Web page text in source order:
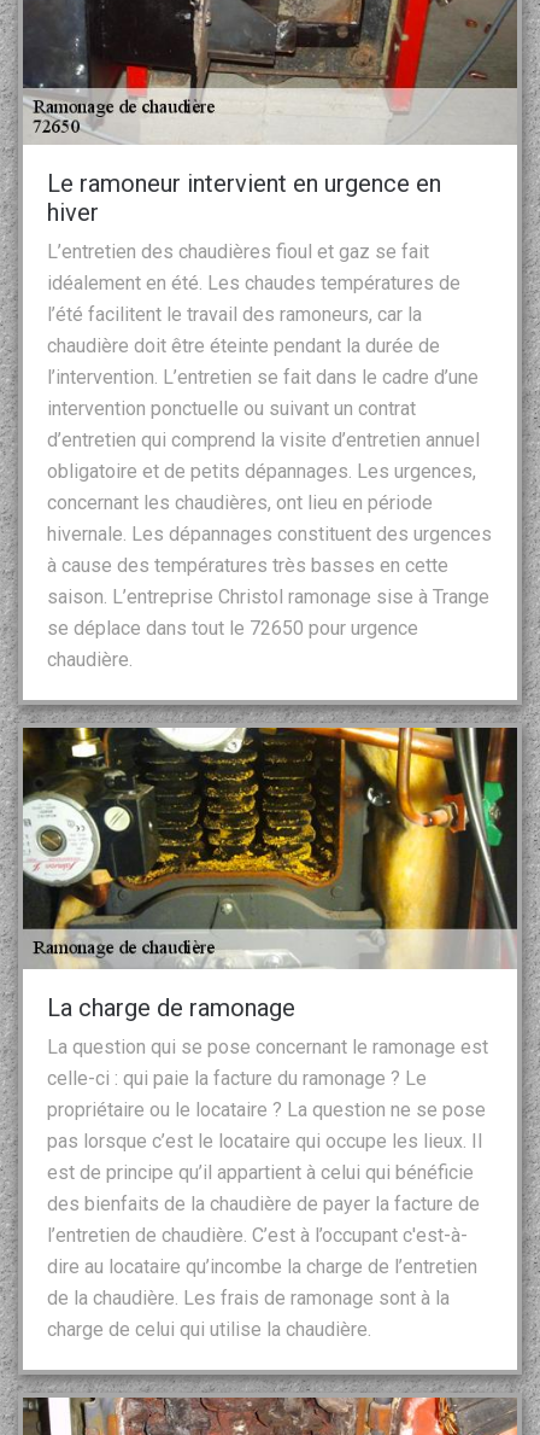
Le ramoneur intervient en urgence en
hiver
L’entretien des chaudières fioul et gaz se fait
idéalement en été. Les chaudes températures de
l’été facilitent le travail des ramoneurs, car la
chaudière doit être éteinte pendant la durée de
l’intervention. L’entretien se fait dans le cadre d’une
intervention ponctuelle ou suivant un contrat
d’entretien qui comprend la visite d’entretien annuel
obligatoire et de petits dépannages. Les urgences,
concernant les chaudières, ont lieu en période
hivernale. Les dépannages constituent des urgences
à cause des températures très basses en cette
saison. L’entreprise Christol ramonage sise à Trange
se déplace dans tout le 72650 pour urgence
chaudière.
La charge de ramonage
La question qui se pose concernant le ramonage est
celle-ci : qui paie la facture du ramonage ? Le
propriétaire ou le locataire ? La question ne se pose
pas lorsque c’est le locataire qui occupe les lieux. Il
est de principe qu’il appartient à celui qui bénéficie
des bienfaits de la chaudière de payer la facture de
l’entretien de chaudière. C’est à l’occupant c'est-à-
dire au locataire qu’incombe la charge de l’entretien
de la chaudière. Les frais de ramonage sont à la
charge de celui qui utilise la chaudière.